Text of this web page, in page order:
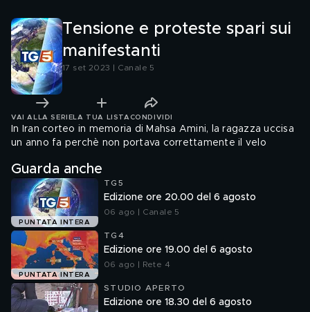
Tensione e proteste spari sui
manifestanti
17 set 2023 | Canale 5
VAI ALLA SERIE LA TUA LISTA CONDIVIDI
In Iran corteo in memoria di Mahsa Amini, la ragazza uccisa
un anno fa perchè non portava correttamente il velo
Guarda anche
PUNTATA INTERA
TG5
Edizione ore 20.00 del 6 agosto
06 ago | Canale 5
PUNTATA INTERA
TG4
Edizione ore 19.00 del 6 agosto
06 ago | Rete 4
STUDIO APERTO
Edizione ore 18.30 del 6 agosto